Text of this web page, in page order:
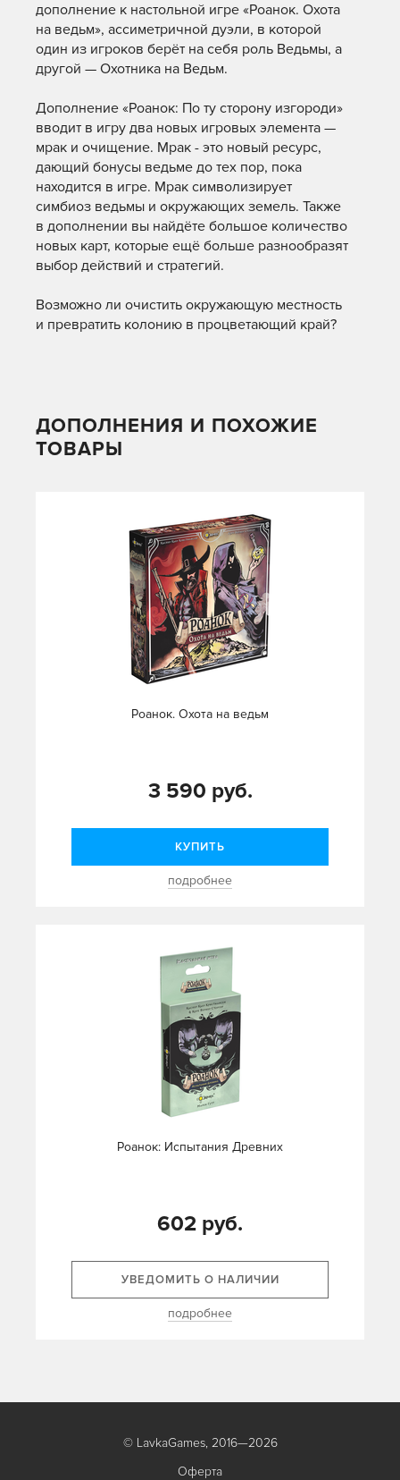
дополнение к настольной игре «Роанок. Охота
на ведьм», ассиметричной дуэли, в которой
один из игроков берёт на себя роль Ведьмы, а
другой — Охотника на Ведьм.
Дополнение «Роанок: По ту сторону изгороди»
вводит в игру два новых игровых элемента —
мрак и очищение. Мрак - это новый ресурс,
дающий бонусы ведьме до тех пор, пока
находится в игре. Мрак символизирует
симбиоз ведьмы и окружающих земель. Также
в дополнении вы найдёте большое количество
новых карт, которые ещё больше разнообразят
выбор действий и стратегий.
Возможно ли очистить окружающую местность
и превратить колонию в процветающий край?
ДОПОЛНЕНИЯ И ПОХОЖИЕ
ТОВАРЫ
Роанок. Охота на ведьм
3 590 руб.
КУПИТЬ
подробнее
Роанок: Испытания Древних
602 руб.
УВЕДОМИТЬ О НАЛИЧИИ
подробнее
© LavkaGames, 2016—2026
Оферта